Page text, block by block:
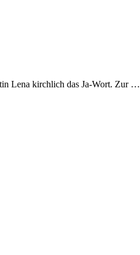
Lena kirchlich das Ja-Wort. Zur …